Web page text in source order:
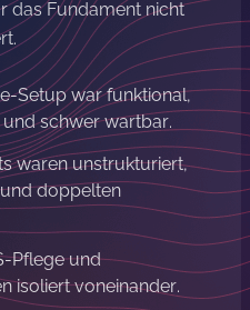
das Fundament nicht
Setup war funktional,
schwer wartbar.
waren unstrukturiert,
doppelten
Pflege und
isoliert voneinander.